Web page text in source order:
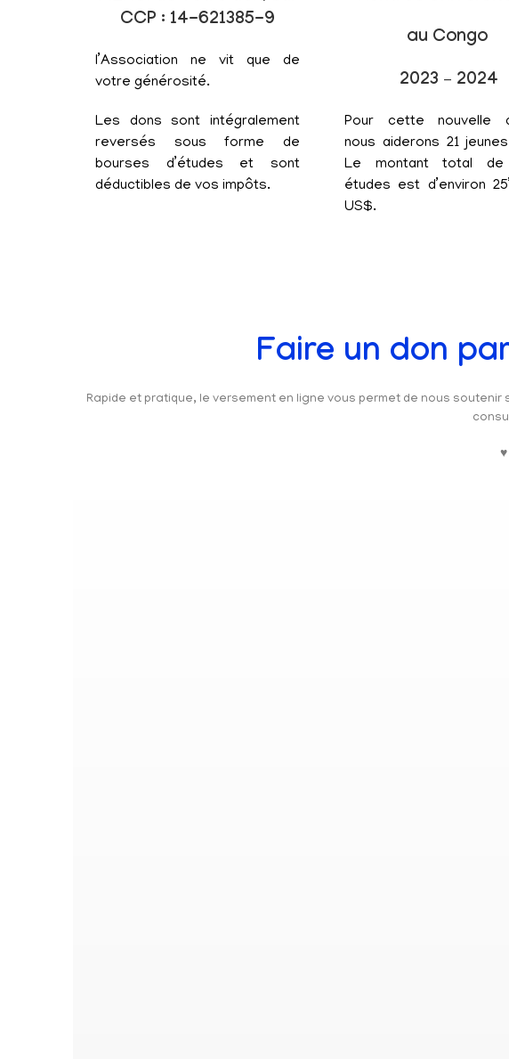
CCP : 14-621385-9
l’Association ne vit que de
votre générosité.
Les dons sont intégralement
reversés sous forme de
bourses d’études et sont
déductibles de vos impôts.
au Congo
2023 – 2024
Pour cette nouvelle
nous aiderons 21
Le montant total de
études est d’environ
US$.
Faire un don
Rapide et pratique, le versement en ligne vous permet de nous